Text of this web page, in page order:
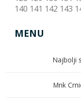
140 141 142 143
MENU
Najbolji
Mnk